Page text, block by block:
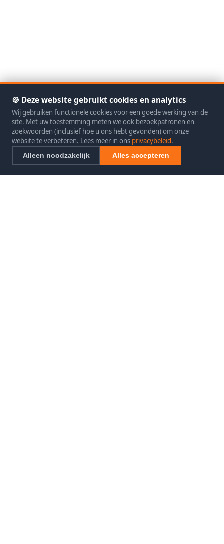
🍪 Deze website gebruikt cookies en analytics
Wij gebruiken functionele cookies voor een goede werking van de
site. Met uw toestemming meten we ook bezoekpatronen en
zoekwoorden (inclusief hoe u ons hebt gevonden) om onze
website te verbeteren. Lees meer in ons privacybeleid.
Alleen noodzakelijk Alles accepteren